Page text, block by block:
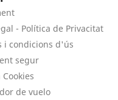
- Política de Privacitat
i condicions d'ús
segur
de vuelo